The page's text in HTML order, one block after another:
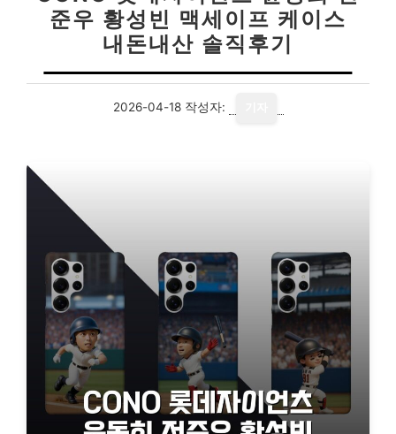
준우 황성빈 맥세이프 케이스
내돈내산 솔직후기
2026-04-18 작성자: